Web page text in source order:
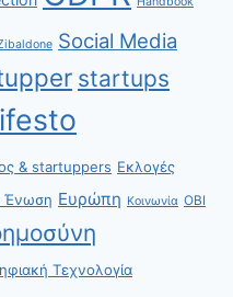
Social Media
startups
& startuppers Εκλογές
Ένωση Ευρώπη Κοινωνία ΟΒΙ
Τεχνολογία